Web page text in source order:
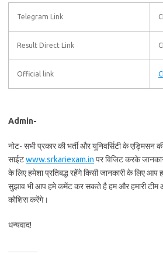
Telegram Link
Result Direct Link
Official link
Admin-
नोट- सभी प्रकार की भर्ती और यूनिवर्सिटी के एड्मिसन
साईटwww.srkariexam.in पर विजिट करके
के लिए हमेशा प्रतिबद्ध रहेंगे किसी जानकारी के लिए
सुझाव भी आप हमे कमेंट कर सकते है हम और हमारी टीम
कोशिस करेंगे।
धन्यवाद!